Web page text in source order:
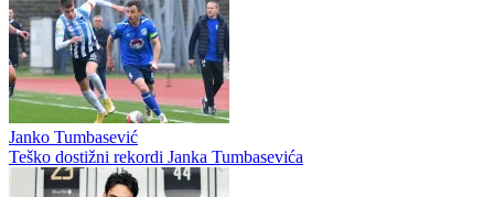
Janko Tumbasević
Teško dostižni rekordi Janka Tumbasevića